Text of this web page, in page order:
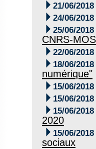
 21/06/2018
 24/06/2018
 25/06/2018
CNRS-
 22/06/2018
 18/06/2018
numérique"
 15/06/2018
 15/06/2018
 15/06/2018
2020
 15/06/2018
sociaux